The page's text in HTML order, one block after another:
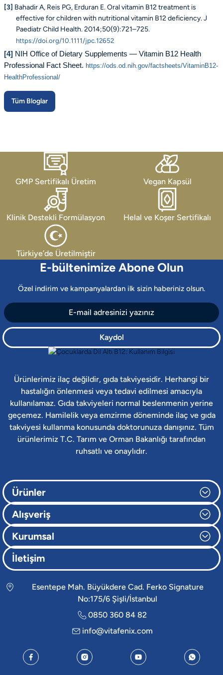
[3] Bahadir A, Reis PG, Erduran E. Oral vitamin B12 treatment is
effective for children with nutritional vitamin B12 deficiency. J
Paediatr Child Health. 2014;50(9):721–725.
https://doi.org/10.1111/jpc.12652
[4] NIH Office of Dietary Supplements — Vitamin B12 Health
Professional Fact Sheet. https://ods.od.nih.gov/factsheets/VitaminB12-
HealthProfessional/
Tüm Bloglar
GMP Sertifikalı Üretim Vegan Kapsül
Klinik Destekli Formülasyon Helal ve Koşer Sertifikalı
Türkiye’de Üretilmiştir
E-bültenimize Abone Olun
Özel indirim ve kampanyalardan ilk sizin haberiniz olsun.
Kaydol
Ürünlerimiz ilaç değildir, gıda takviyesidir. Herhangi bir
hastalığın önlenmesi veya tedavi edilmesi amacıyla
kullanılamaz. Gıda takviyeleri normal beslenmenin yerine
geçemez. Hamilelik veya emzirme döneminde ilaç ve gıda
takviyesi kullanma konusunda doktorunuza danışınız. Tüm
ürünlerimiz T.C. Tarım ve Orman Bakanlığı tarafından
ruhsatlı ve onaylıdır.
Ürünler
Alışveriş
Kurumsal
İletişim
Esentepe Mah. Büyükdere Cad. Ferko Signature
No:175/6 Şişli/İstanbul
0850 360 84 82
info@vitafenix.com